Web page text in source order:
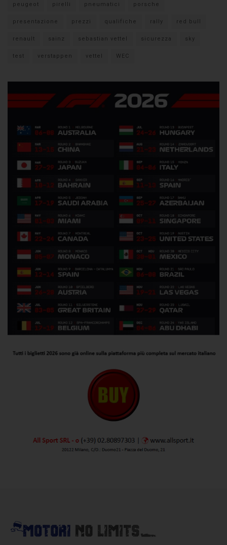
peugeot pirelli pneumatici porsche
presentazione prezzi qualifiche rally red bull
renault sainz sebastian vettel sicurezza sky
test verstappen vettel WEC